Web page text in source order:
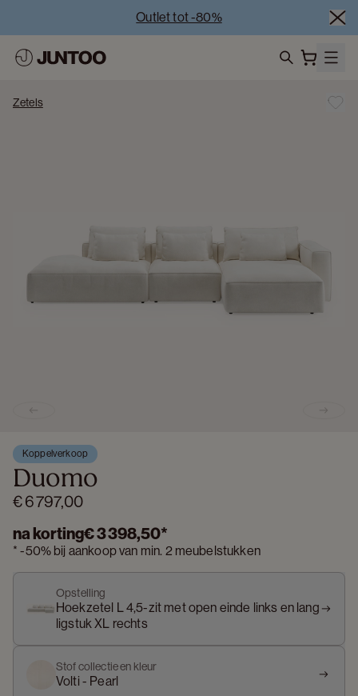
Outlet tot -80%
Zetels
Koppelverkoop
Duomo
€ 6 797,00
na korting€ 3 398,50*
*-50% bij aankoop van min. 2 meubelstukken
Opstelling
Hoekzetel L 4,5-zit met open einde links en lang
ligstuk XL rechts
Stof collectie en kleur
Volti - Pearl